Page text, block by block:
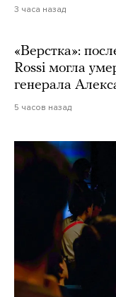
3 часа назад
«Верстка»:
Rossi могла
генерала
5 часов назад